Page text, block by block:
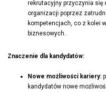
rekrutacyjny przyczynia się
organizacji poprzez
kompetencjach, co z kolei
biznesowych.
Znaczenie dla kandydatów:
Nowe możliwości kariery:
kandydatów nowe